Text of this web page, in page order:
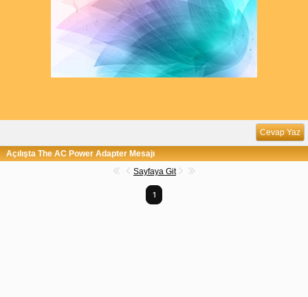
Cevap Yaz
Açılışta The AC Power Adapter Mesajı
Sayfaya Git
1